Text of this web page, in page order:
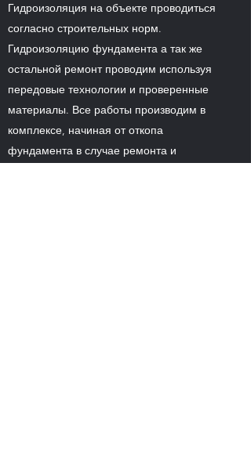
Гидроизоляция на объекте проводиться
согласно строительных норм.
Гидроизоляцию фундамента а так же
остальной ремонт проводим используя
передовые технологии и проверенные
материалы. Все работы производим в
комплексе, начиная от откопа
фундамента в случае ремонта и